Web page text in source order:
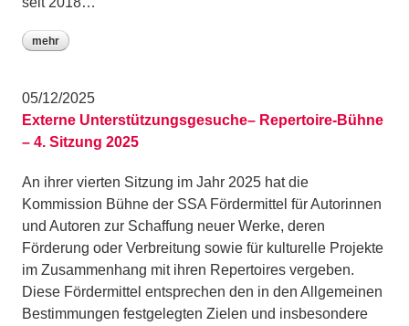
mehr
05/12/2025
Externe Unterstützungsgesuche– Repertoire-Bühne
– 4. Sitzung 2025
An ihrer vierten Sitzung im Jahr 2025 hat die
Kommission Bühne der SSA Fördermittel für Autorinnen
und Autoren zur Schaffung neuer Werke, deren
Förderung oder Verbreitung sowie für kulturelle Projekte
im Zusammenhang mit ihren Repertoires vergeben.
Diese Fördermittel entsprechen den in den Allgemeinen
Bestimmungen festgelegten Zielen und insbesondere